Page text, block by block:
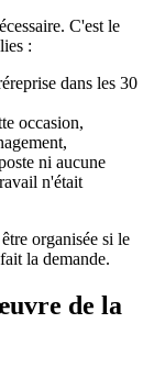
C'est le
:
dans les 30
occasion,
ni aucune
n'était
organisée si le
la demande.
de la